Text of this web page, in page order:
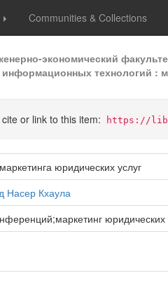
Communities & Collections
экономический
технологий :
or link to this item: https://
юридических услуг
Насер Кхаула
юридических